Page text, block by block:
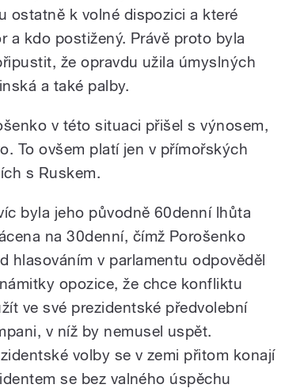
ostatně k volné dispozici a které
a kdo postižený. Právě proto byla
že opravdu užila úmyslných
a také palby.
v této situaci přišel s výnosem,
To ovšem platí jen v přímořských
s Ruskem.
byla jeho původně 60denní lhůta
na 30denní, čímž Porošenko
hlasováním v parlamentu odpověděl
opozice, že chce konfliktu
ve své prezidentské předvolební
v níž by nemusel uspět.
volby se v zemi přitom konají
se bez valného úspěchu